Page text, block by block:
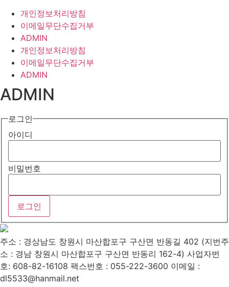
개인정보처리방침
이메일무단수집거부
ADMIN
개인정보처리방침
이메일무단수집거부
ADMIN
ADMIN
로그인
아이디
비밀번호
주소 : 경상남도 창원시 마산합포구 구산면 반동길 402 (지번주
소 : 경남 창원시 마산합포구 구산면 반동리 162-4) 사업자번
호: 608-82-16108 팩스번호 : 055-222-3600 이메일 :
dl5533@hanmail.net